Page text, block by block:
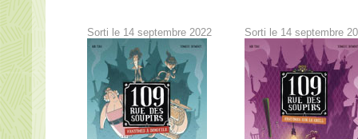
Sorti le 14 septembre 2022 Sorti le 14 septembre